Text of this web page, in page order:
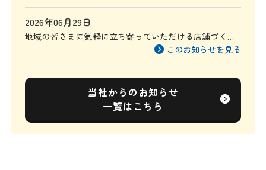
2026年06月29日
地域の皆さまに気軽に立ち寄っていただける店舗づくり
このお知らせを見る
当社からのお知らせ
一覧はこちら